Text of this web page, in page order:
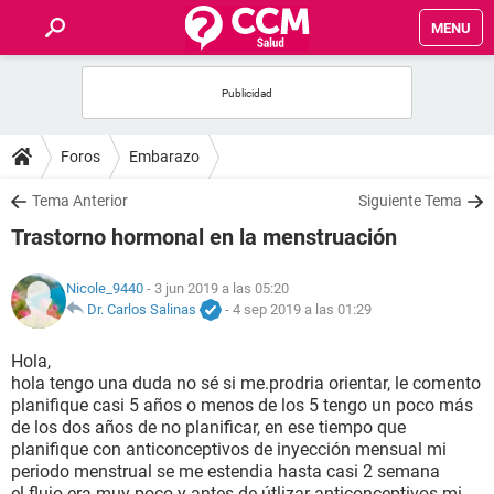
MENU
FOROS
SALUD
NUTRICIÓN
BIENESTAR
SEXUALIDAD
GLOSARIO
Foros Embarazo
Tema Anterior Siguiente Tema
Trastorno hormonal en la menstruación
Nicole_9440 - 3 jun 2019 a las 05:20
Dr. Carlos Salinas
- 4 sep 2019 a las 01:29
Hola,
hola tengo una duda no sé si me.prodria orientar, le comento
planifique casi 5 años o menos de los 5 tengo un poco más
de los dos años de no planificar, en ese tiempo que
planifique con anticonceptivos de inyección mensual mi
periodo menstrual se me estendia hasta casi 2 semana